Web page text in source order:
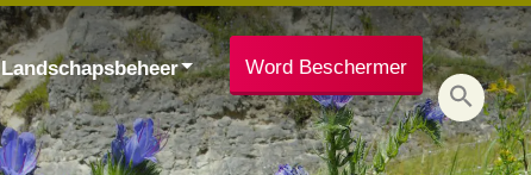
Landschapsbeheer Word Beschermer